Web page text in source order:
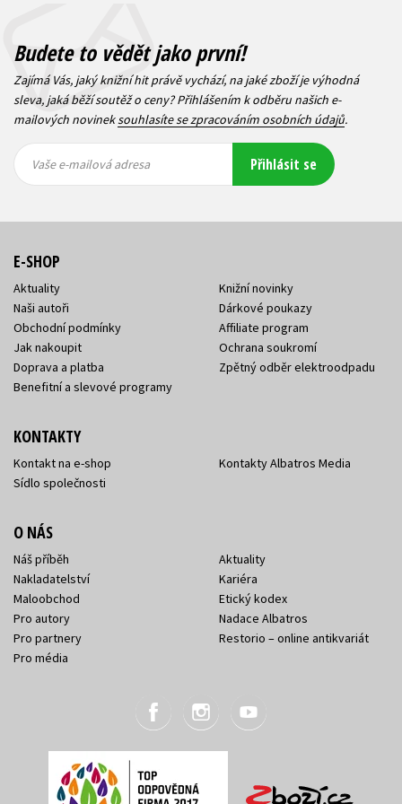
Budete to vědět jako první!
Zajímá Vás, jaký knižní hit právě vychází, na jaké zboží je výhodná
sleva, jaká běží soutěž o ceny? Přihlášením k odběru našich e-
mailových novineksouhlasíte se zpracováním osobních údajů.
mailová
mailová
Vaše e-mailová adresa Přihlásit se
E-SHOP
Aktuality
Naši autoři
Obchodní podmínky
Jak nakoupit
Doprava a platba
Benefitní a slevové programy
Knižní novinky
Dárkové poukazy
Affiliate program
Ochrana soukromí
Zpětný odběr elektroodpadu
KONTAKTY
Kontakt na e-shop
Sídlo společnosti
Kontakty Albatros Media
O NÁS
Náš příběh
Nakladatelství
Maloobchod
Pro autory
Pro partnery
Pro média
Aktuality
Kariéra
Etický kodex
Nadace Albatros
Restorio – online antikvariát